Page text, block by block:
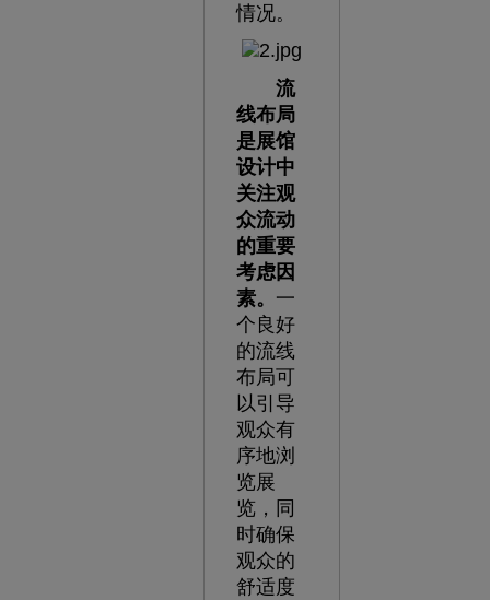
情况。
流
线布局
是展馆
设计中
关注观
众流动
的重要
考虑因
素。 一
个良好
的流线
布局可
以引导
观众有
序地浏
览展
览，同
时确保
观众的
舒适度